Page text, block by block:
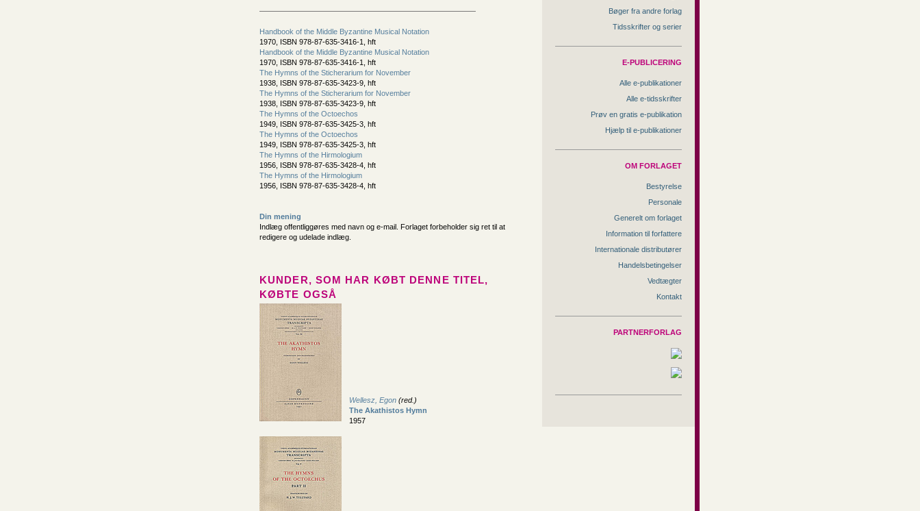
Handbook of the Middle Byzantine Musical Notation
1970, ISBN 978-87-635-3416-1, hft
Handbook of the Middle Byzantine Musical Notation
1970, ISBN 978-87-635-3416-1, hft
The Hymns of the Sticherarium for November
1938, ISBN 978-87-635-3423-9, hft
The Hymns of the Sticherarium for November
1938, ISBN 978-87-635-3423-9, hft
The Hymns of the Octoechos
1949, ISBN 978-87-635-3425-3, hft
The Hymns of the Octoechos
1949, ISBN 978-87-635-3425-3, hft
The Hymns of the Hirmologium
1956, ISBN 978-87-635-3428-4, hft
The Hymns of the Hirmologium
1956, ISBN 978-87-635-3428-4, hft
Din mening
Indlæg offentliggøres med navn og e-mail. Forlaget forbeholder sig ret til at
redigere og udelade indlæg.
KUNDER, SOM HAR KØBT DENNE TITEL,
KØBTE OGSÅ
Wellesz, Egon (red.)
The Akathistos Hymn
1957
Bøger fra andre forlag
Tidsskrifter og serier
E-PUBLICERING
Alle e-publikationer
Alle e-tidsskrifter
Prøv en gratis e-publikation
Hjælp til e-publikationer
OM FORLAGET
Bestyrelse
Personale
Generelt om forlaget
Information til forfattere
Internationale distributører
Handelsbetingelser
Vedtægter
Kontakt
PARTNERFORLAG